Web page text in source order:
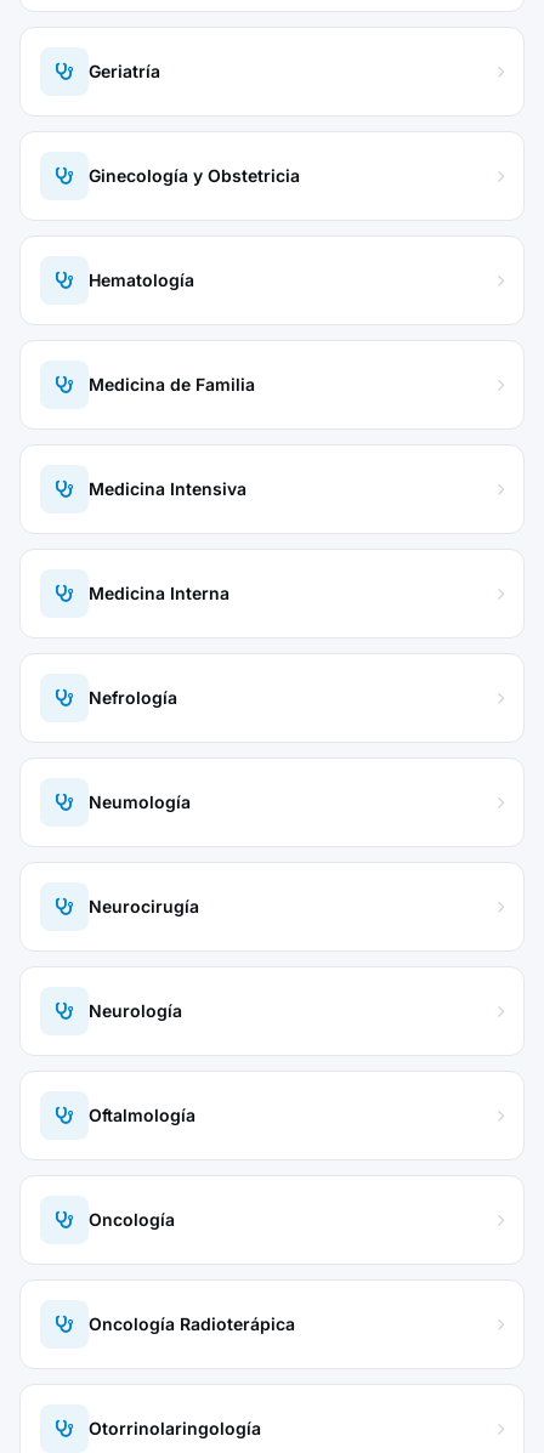
Geriatría
Ginecología y Obstetricia
Hematología
Medicina de Familia
Medicina Intensiva
Medicina Interna
Nefrología
Neumología
Neurocirugía
Neurología
Oftalmología
Oncología
Oncología Radioterápica
Otorrinolaringología